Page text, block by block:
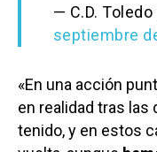
— C.D. Toledo
septiembre
«En una acción
en realidad tras las
tenido, y en estos